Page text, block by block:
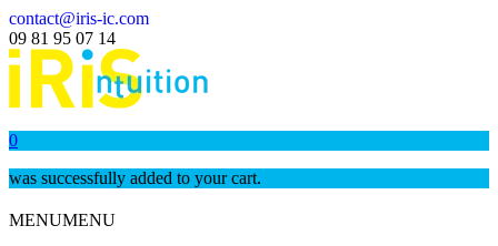
contact@iris-ic.com
09 81 95 07 14
0
was successfully added to your cart.
MENUMENU